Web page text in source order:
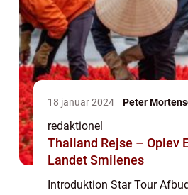
18 januar 2024 Peter
redaktionel
Thailand Rejse – Oplev
Landet Smilenes
Introduktion Star Tour